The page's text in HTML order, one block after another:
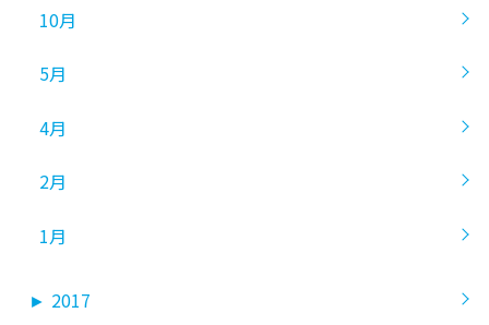
10月
5月
4月
2月
1月
► 2017